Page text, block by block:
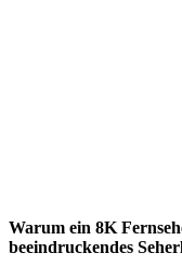
Warum ein 8K
beeindruckendes